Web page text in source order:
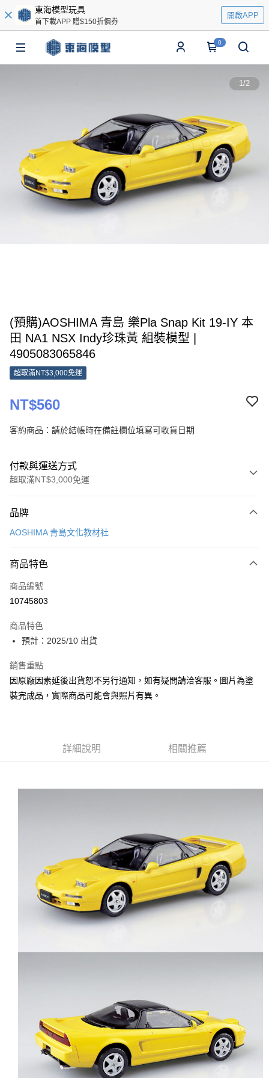
東海模型玩具
首下載APP 贈$150折價券
開啟APP
0
1/2
(預購)AOSHIMA 青島 樂Pla Snap Kit 19-IY 本
田 NA1 NSX Indy珍珠黃 組裝模型 |
4905083065846
超取滿NT$3,000免運
NT$560
客約商品：請於結帳時在備註欄位填寫可收貨日期
付款與運送方式
超取滿NT$3,000免運
信用卡一次付款
Apple Pay
Google Pay
大哥付你分期
相關說明
【大哥付你分期使用說明】
1.本服務由台灣大哥大提供，台灣大哥大用戶可立即使用無須另外申請。
2.付款方式選擇「大哥付你分期」，訂單成立後會自動跳轉到大哥付的交易
流程，驗證手機門號後，選擇欲分期的期數、繳款截止日，確認付款後即完
法說明評估內容。
2.透過簡訊連結打開帳單後，可選擇「超商條碼／台灣大直營門市／銀行轉
1.本服務係由「台灣大哥大股份有限公司」（以下簡稱本公司）所提供，讓
用戶於交易時，得透過本服務購買商品或服務，並由商店將買賣／分期付款
買賣價金債權讓與本公司後，依約使用本公司帳單繳交帳款。
2.基於同意付款使用「大哥付你分期」之契約關係目的，商店將以您的個人
資料（包含姓名、電話或地址）提供予台灣大哥大進項蒐集、處理及利用，
由本公司與您本人進行分期帳單所需資料之確認、核對及更正。
3.完整用戶服務條款，請詳閱以下連結：https://oppay.tw/userRule
ATM付款
運送方式
預購-付款後全家取貨(舊)
每筆NT$90，滿NT$3,000(含以上)免運費
預購-宅配(舊)
每筆NT$120，滿NT$3,000(含以上)免運費
預購-宅配(離島)(舊)
每筆NT$160，滿NT$3,000(含以上)免運費
品牌
AOSHIMA 青島文化教材社
商品特色
商品編號
10745803
商品特色
預計：2025/10 出貨
銷售重點
因原廠因素延後出貨恕不另行通知，如有疑問請洽客服。圖片為塗
裝完成品，實際商品可能會與照片有異。
詳細說明 相關推薦